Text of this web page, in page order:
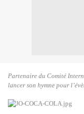
Partenaire du Comité
lancer son hymne pour